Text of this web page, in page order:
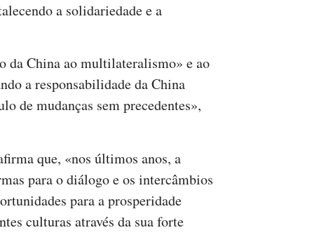
a solidariedade e a
da China ao multilateralismo» e ao
a responsabilidade da China
de mudanças sem precedentes»,
que, «nos últimos anos, a
para o diálogo e os intercâmbios
para a prosperidade
culturas através da sua forte